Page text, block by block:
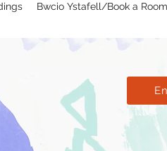
Bwcio Ystafell/Book a Room